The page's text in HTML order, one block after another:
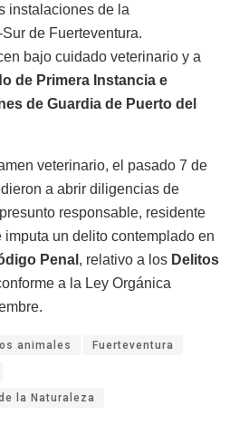
instalaciones de la
de Fuerteventura.
bajo cuidado veterinario y a
de Primera Instancia e
de Guardia de Puerto del
veterinario, el pasado 7 de
a abrir diligencias de
responsable, residente
un delito contemplado en
Penal , relativo a los Delitos
a la Ley Orgánica
animales Fuerteventura
la Naturaleza